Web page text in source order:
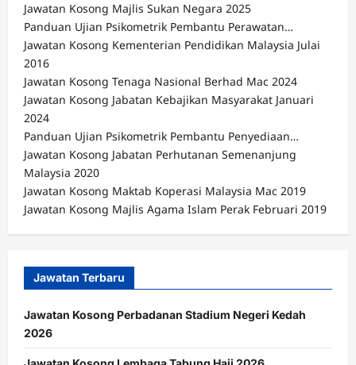
Jawatan Kosong Majlis Sukan Negara 2025
Panduan Ujian Psikometrik Pembantu Perawatan…
Jawatan Kosong Kementerian Pendidikan Malaysia Julai
2016
Jawatan Kosong Tenaga Nasional Berhad Mac 2024
Jawatan Kosong Jabatan Kebajikan Masyarakat Januari
2024
Panduan Ujian Psikometrik Pembantu Penyediaan…
Jawatan Kosong Jabatan Perhutanan Semenanjung
Malaysia 2020
Jawatan Kosong Maktab Koperasi Malaysia Mac 2019
Jawatan Kosong Majlis Agama Islam Perak Februari 2019
Jawatan Terbaru
Jawatan Kosong Perbadanan Stadium Negeri Kedah
2026